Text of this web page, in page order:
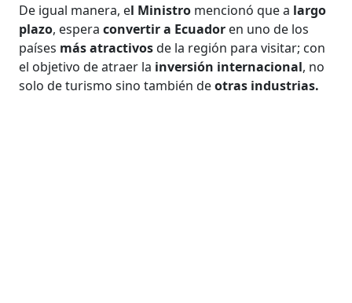
De igual manera, el Ministro mencionó que a largo
plazo, esperaconvertir a Ecuador en uno de los
países más atractivosde la región para visitar; con
el objetivo de atraer la inversión internacional, no
solo de turismo sino también deotras industrias.